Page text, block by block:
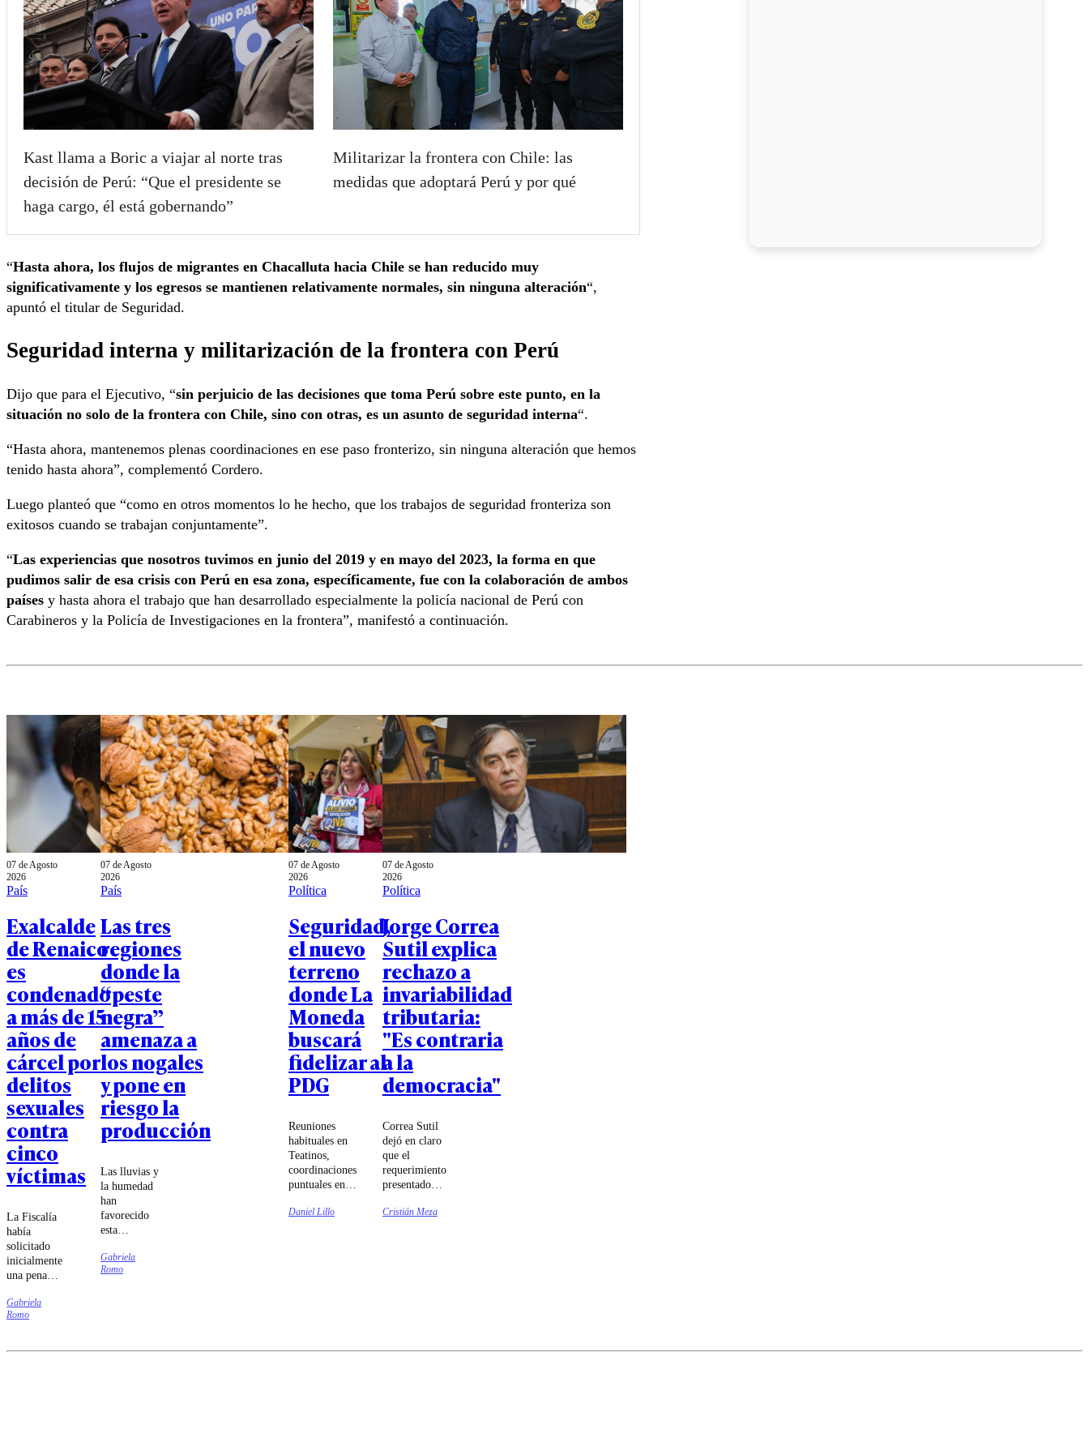
Kast llama a Boric a viajar al norte tras
decisión de Perú: “Que el presidente se
haga cargo, él está gobernando”
Militarizar la frontera con Chile: las
medidas que adoptará Perú y por qué
“Hasta ahora, los flujos de migrantes en Chacalluta hacia Chile se han reducido muy
significativamente y los egresos se mantienen relativamente normales, sin ninguna alteración“,
apuntó el titular de Seguridad.
Seguridad interna y militarización de la frontera con Perú
Dijo que para el Ejecutivo, “sin perjuicio de las decisiones que toma Perú sobre este punto, en la
situación no solo de la frontera con Chile, sino con otras, es un asunto de seguridad interna“.
“Hasta ahora, mantenemos plenas coordinaciones en ese paso fronterizo, sin ninguna alteración que hemos
tenido hasta ahora”, complementó Cordero.
Luego planteó que “como en otros momentos lo he hecho, que los trabajos de seguridad fronteriza son
exitosos cuando se trabajan conjuntamente”.
“Las experiencias que nosotros tuvimos en junio del 2019 y en mayo del 2023, la forma en que
pudimos salir de esa crisis con Perú en esa zona, específicamente, fue con la colaboración de ambos
países y hasta ahora el trabajo que han desarrollado especialmente la policía nacional de Perú con
Carabineros y la Policía de Investigaciones en la frontera”, manifestó a continuación.
07 de Agosto
2026
País
Exalcalde
de Renaico
es
condenado
a más de 15
años de
cárcel por
delitos
sexuales
contra
cinco
víctimas
La Fiscalía
había
solicitado
inicialmente
una pena
los 50 años
de prisión
conjunto de
Gabriela
Romo
07 de Agosto
2026
País
Las tres
regiones
donde la
“peste
negra”
amenaza a
los nogales
y pone en
riesgo la
producción
Las lluvias y
la humedad
han
favorecido
esta
que podría
intensificarse
Gabriela
Romo
07 de Agosto
2026
Política
Seguridad,
el nuevo
terreno
donde La
Moneda
buscará
fidelizar al
PDG
Reuniones
habituales en
Teatinos,
coordinaciones
puntuales en
un PDG cada
Daniel Lillo
07 de Agosto
2026
Política
Jorge Correa
Sutil explica
rechazo a
invariabilidad
tributaria:
"Es contraria
a la
democracia"
Correa Sutil
dejó en claro
que el
requerimiento
presentado
Tribunal
Cristián Meza